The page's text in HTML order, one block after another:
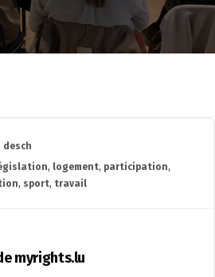
desch
, logement, participation,
, sport, travail
myrights.lu